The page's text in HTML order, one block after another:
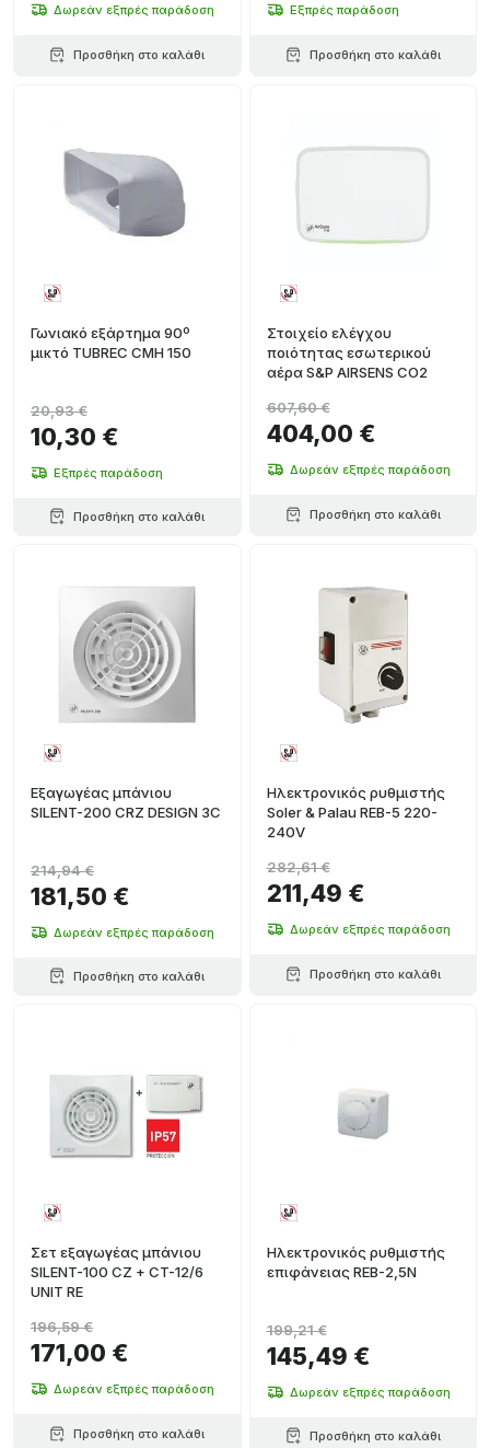
Δωρεάν εξπρές παράδοση
Προσθήκη στο καλάθι
Εξπρές παράδοση
Προσθήκη στο καλάθι
Γωνιακό εξάρτημα 90º
μικτό TUBREC CMH 150
10,30 €
20,93 €
Εξπρές παράδοση
Προσθήκη στο καλάθι
Στοιχείο ελέγχου
ποιότητας εσωτερικού
αέρα S&P AIRSENS CO2
404,00 €
607,60 €
Δωρεάν εξπρές παράδοση
Προσθήκη στο καλάθι
Εξαγωγέας μπάνιου
SILENT-200 CRZ DESIGN 3C
181,50 €
214,94 €
Δωρεάν εξπρές παράδοση
Προσθήκη στο καλάθι
Ηλεκτρονικός ρυθμιστής
Soler & Palau REB-5 220-
240V
211,49 €
282,61 €
Δωρεάν εξπρές παράδοση
Προσθήκη στο καλάθι
Σετ εξαγωγέας μπάνιου
SILENT-100 CZ + CT-12/6
UNIT RE
171,00 €
196,59 €
Δωρεάν εξπρές παράδοση
Προσθήκη στο καλάθι
Ηλεκτρονικός ρυθμιστής
επιφάνειας REB-2,5N
145,49 €
199,21 €
Δωρεάν εξπρές παράδοση
Προσθήκη στο καλάθι